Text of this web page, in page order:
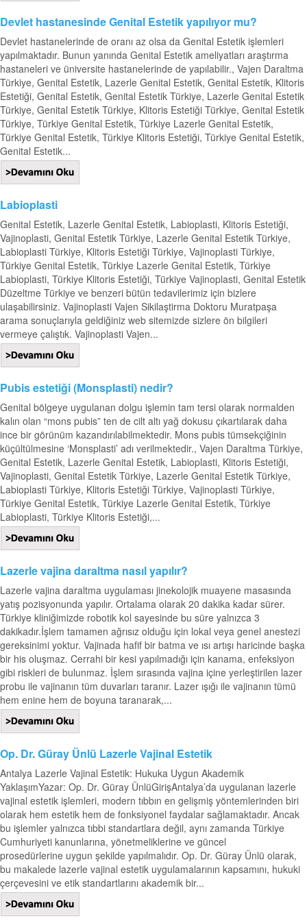
Devlet hastanesinde Genital Estetik yapılıyor mu?
Devlet hastanelerinde de oranı az olsa da Genital Estetik işlemleri
yapılmaktadır. Bunun yanında Genital Estetik ameliyatları araştırma
hastaneleri ve üniversite hastanelerinde de yapılabilir., Vajen Daraltma
Türkiye, Genital Estetik, Lazerle Genital Estetik, Genital Estetik, Klitoris
Estetiği, Genital Estetik, Genital Estetik Türkiye, Lazerle Genital Estetik
Türkiye, Genital Estetik Türkiye, Klitoris Estetiği Türkiye, Genital Estetik
Türkiye, Türkiye Genital Estetik, Türkiye Lazerle Genital Estetik,
Türkiye Genital Estetik, Türkiye Klitoris Estetiği, Türkiye Genital Estetik,
Genital Estetik...
Labioplasti
Genital Estetik, Lazerle Genital Estetik, Labioplasti, Klitoris Estetiği,
Vajinoplasti, Genital Estetik Türkiye, Lazerle Genital Estetik Türkiye,
Labioplasti Türkiye, Klitoris Estetiği Türkiye, Vajinoplasti Türkiye,
Türkiye Genital Estetik, Türkiye Lazerle Genital Estetik, Türkiye
Labioplasti, Türkiye Klitoris Estetiği, Türkiye Vajinoplasti, Genital Estetik
Düzeltme Türkiye ve benzeri bütün tedavilerimiz için bizlere
ulaşabilirsiniz. Vajinoplasti Vajen Sikilaştirma Doktoru Muratpaşa
arama sonuçlarıyla geldiğiniz web sitemizde sizlere ön bilgileri
vermeye çalıştık. Vajinoplasti Vajen...
Pubis estetiği (Monsplasti) nedir?
Genital bölgeye uygulanan dolgu işlemin tam tersi olarak normalden
kalın olan “mons pubis” ten de cilt altı yağ dokusu çıkartılarak daha
ince bir görünüm kazandırılabilmektedir. Mons pubis tümsekçiğinin
küçültülmesine ‘Monsplasti’ adı verilmektedir., Vajen Daraltma Türkiye,
Genital Estetik, Lazerle Genital Estetik, Labioplasti, Klitoris Estetiği,
Vajinoplasti, Genital Estetik Türkiye, Lazerle Genital Estetik Türkiye,
Labioplasti Türkiye, Klitoris Estetiği Türkiye, Vajinoplasti Türkiye,
Türkiye Genital Estetik, Türkiye Lazerle Genital Estetik, Türkiye
Labioplasti, Türkiye Klitoris Estetiği,...
Lazerle vajina daraltma nasıl yapılır?
Lazerle vajina daraltma uygulaması jinekolojik muayene masasında
yatış pozisyonunda yapılır. Ortalama olarak 20 dakika kadar sürer.
Türkiye kliniğimizde robotik kol sayesinde bu süre yalnızca 3
dakikadır.İşlem tamamen ağrısız olduğu için lokal veya genel anestezi
gereksinimi yoktur. Vajinada hafif bir batma ve ısı artışı haricinde başka
bir his oluşmaz. Cerrahi bir kesi yapılmadığı için kanama, enfeksiyon
gibi riskleri de bulunmaz. İşlem sırasında vajina içine yerleştirilen lazer
probu ile vajinanın tüm duvarları taranır. Lazer ışığı ile vajinanın tümü
hem enine hem de boyuna taranarak,...
Op. Dr. Güray Ünlü Lazerle Vajinal Estetik
Antalya Lazerle Vajinal Estetik: Hukuka Uygun Akademik
YaklaşımYazar: Op. Dr. Güray ÜnlüGirişAntalya’da uygulanan lazerle
vajinal estetik işlemleri, modern tıbbın en gelişmiş yöntemlerinden biri
olarak hem estetik hem de fonksiyonel faydalar sağlamaktadır. Ancak
bu işlemler yalnızca tıbbi standartlara değil, aynı zamanda Türkiye
Cumhuriyeti kanunlarına, yönetmeliklerine ve güncel
prosedürlerine uygun şekilde yapılmalıdır. Op. Dr. Güray Ünlü olarak,
bu makalede lazerle vajinal estetik uygulamalarının kapsamını, hukuki
çerçevesini ve etik standartlarını akademik bir...